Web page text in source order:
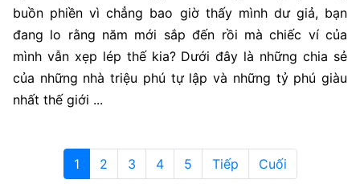
buồn phiền vì chẳng bao giờ thấy mình dư giả, bạn
đang lo rằng năm mới sắp đến rồi mà chiếc ví của
mình vẫn xẹp lép thế kia? Dưới đây là những chia sẻ
của những nhà triệu phú tự lập và những tỷ phú giàu
nhất thế giới ...
1 2 3 4 5 Tiếp Cuối